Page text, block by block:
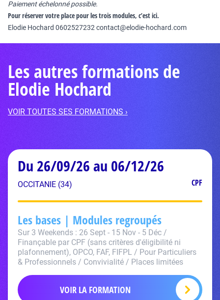
Paiement échelonné possible.
Pour réserver votre place pour les trois modules, c’est ici.
Elodie Hochard 0602527232 contact@elodie-hochard.com
Les autres formations de
Elodie Hochard
VOIR TOUTES SES FORMATIONS ›
Du 26/09/26 au 06/12/26
OCCITANIE (34) CPF
Les bases | Modules regroupés
Sur 3 Weekends : 26 Sept - 15 Nov - 5 Déc /
Finançable par CPF (sans critères d'éligibilité ni
plafonnement), OPCO, FAF, FIFPL / Pour Particuliers
& Professionnels / Convivialité / Places limitées
VOIR LA FORMATION